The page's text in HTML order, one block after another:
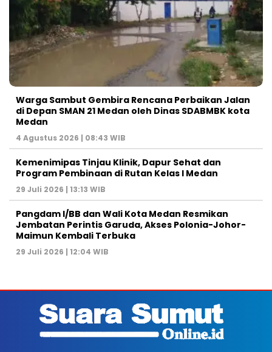
Warga Sambut Gembira Rencana Perbaikan Jalan
di Depan SMAN 21 Medan oleh Dinas SDABMBK kota
Medan
4 Agustus 2026 | 08:43 WIB
Kemenimipas Tinjau Klinik, Dapur Sehat dan
Program Pembinaan di Rutan Kelas I Medan
29 Juli 2026 | 13:13 WIB
Pangdam I/BB dan Wali Kota Medan Resmikan
Jembatan Perintis Garuda, Akses Polonia-Johor-
Maimun Kembali Terbuka
29 Juli 2026 | 12:04 WIB